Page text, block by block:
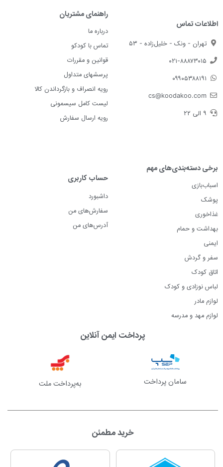
اطلاعات تماس
تهران - ونک - خلیل‌زاده - ۵۳
۰۲۱-۸۸۸۷۳۰۱۵
۰۹۹۰۵۳۸۸۱۹۱
cs@koodakoo.com
۹ الی ۲۲
راهنمای مشتریان
درباره ما
تماس با کودکو
قوانین و مقررات
پرسشهای متداول
رویه انصراف و بازگرداندن کالا
لیست کامل سیسمونی
رویه ارسال سفارش
برخی دسته‌بندی‌های مهم
اسباب‌بازی
پوشک
غذاخوری
بهداشت و حمام
ایمنی
سفر و گردش
اتاق کودک
لباس نوزادی و کودک
لوازم مادر
لوازم مهد و مدرسه
حساب کاربری
داشبورد
سفارش‌های من
آدرس‌های من
پرداخت ایمن آنلاین
سامان پرداخت به‌پرداخت ملت
خرید مطمئن